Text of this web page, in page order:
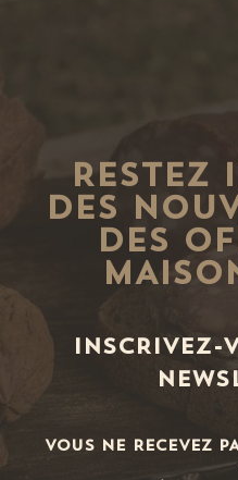
AJOUTER
RESTEZ
DES
DES
INSCRIVEZ-
VOUS NE RECEVEZ